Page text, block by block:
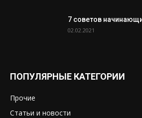
7 советов
02.02.2021
ПОПУЛЯРНЫЕ КАТЕГОРИИ
Прочие
Статьи и новости